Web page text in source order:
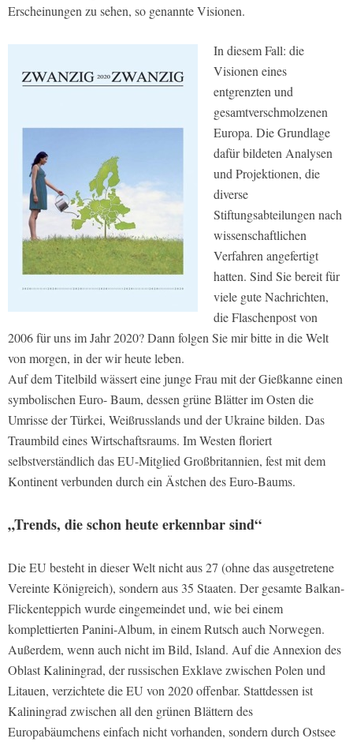
Erscheinungen zu sehen, so genannte Visionen.
In diesem Fall: die
Visionen eines
entgrenzten und
gesamtverschmolzenen
Europa. Die Grundlage
dafür bildeten Analysen
und Projektionen, die
diverse
Stiftungsabteilungen nach
wissenschaftlichen
Verfahren angefertigt
hatten. Sind Sie bereit für
viele gute Nachrichten,
die Flaschenpost von
2006 für uns im Jahr 2020? Dann folgen Sie mir bitte in die Welt
von morgen, in der wir heute leben.
Auf dem Titelbild wässert eine junge Frau mit der Gießkanne einen
symbolischen Euro- Baum, dessen grüne Blätter im Osten die
Umrisse der Türkei, Weißrusslands und der Ukraine bilden. Das
Traumbild eines Wirtschaftsraums. Im Westen floriert
selbstverständlich das EU-Mitglied Großbritannien, fest mit dem
Kontinent verbunden durch ein Ästchen des Euro-Baums.
„Trends, die schon heute erkennbar sind“
Die EU besteht in dieser Welt nicht aus 27 (ohne das ausgetretene
Vereinte Königreich), sondern aus 35 Staaten. Der gesamte Balkan-
Flickenteppich wurde eingemeindet und, wie bei einem
komplettierten Panini-Album, in einem Rutsch auch Norwegen.
Außerdem, wenn auch nicht im Bild, Island. Auf die Annexion des
Oblast Kaliningrad, der russischen Exklave zwischen Polen und
Litauen, verzichtete die EU von 2020 offenbar. Stattdessen ist
Kaliningrad zwischen all den grünen Blättern des
Europabäumchens einfach nicht vorhanden, sondern durch Ostsee